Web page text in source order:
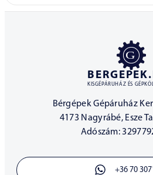
KISGÉPÁRUHÁZ ÉS
Bérgépek Gépáruház
4173 Nagyrábé, Esze
Adószám:
+36 70